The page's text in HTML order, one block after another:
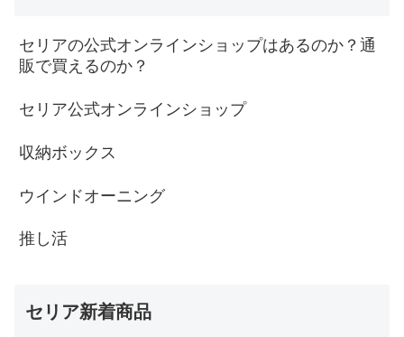
セリアの公式オンラインショップはあるのか？通
販で買えるのか？
セリア公式オンラインショップ
収納ボックス
ウインドオーニング
推し活
セリア新着商品